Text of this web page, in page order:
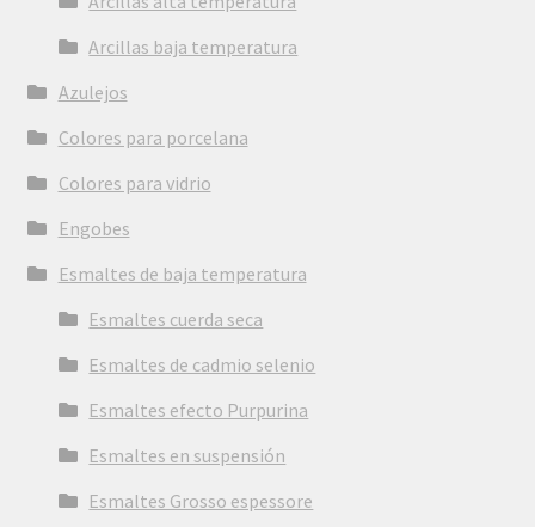
Arcillas baja temperatura
Azulejos
Colores para porcelana
Colores para vidrio
Engobes
Esmaltes de baja temperatura
Esmaltes cuerda seca
Esmaltes de cadmio selenio
Esmaltes efecto Purpurina
Esmaltes en suspensión
Esmaltes Grosso espessore